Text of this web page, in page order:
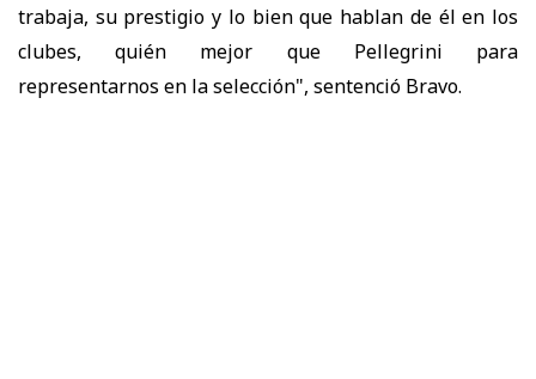
trabaja, su prestigio y lo bien que hablan de él en los
clubes, quién mejor que Pellegrini para
representarnos en la selección", sentenció Bravo.